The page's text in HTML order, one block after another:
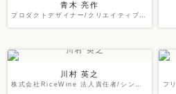
青木 亮作
プロダクトデザイナー/クリエイティブユニットTENT共同代表
川村 英之
株式会社RiceWine 法人責任者/シンガポール事業開発マネージャー